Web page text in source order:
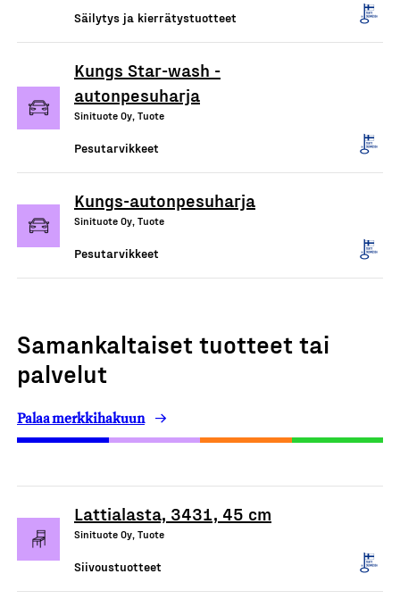
Säilytys ja kierrätystuotteet
Kungs Star-wash -
autonpesuharja
Sinituote Oy, Tuote
Pesutarvikkeet
Kungs-autonpesuharja
Sinituote Oy, Tuote
Pesutarvikkeet
Samankaltaiset tuotteet tai
palvelut
Palaa merkkihakuun
Lattialasta, 3431, 45 cm
Sinituote Oy, Tuote
Siivoustuotteet